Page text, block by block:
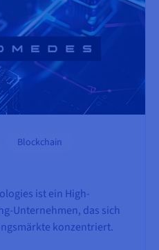
Blockchain
ist ein High-
Unternehmen, das sich
konzentriert.